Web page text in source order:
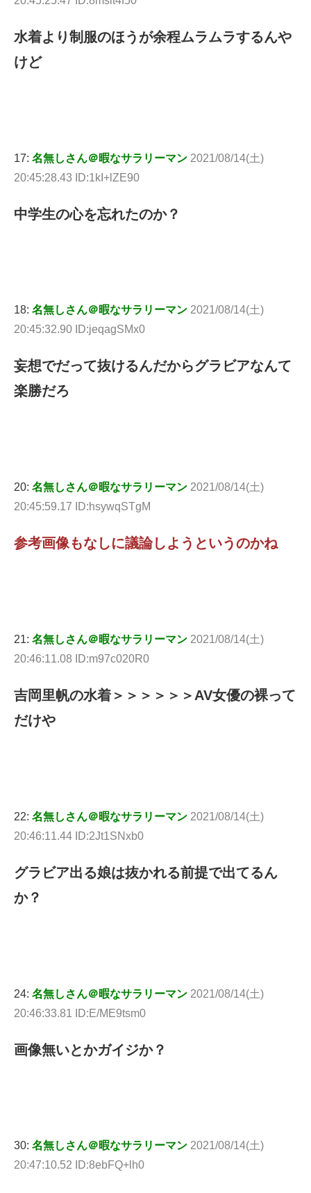
水着より制服のほうが余程ムラムラするんや
けど
17: 名無しさん＠暇なサラリーマン 2021/08/14(土)
20:45:28.43 ID:1kI+lZE90
中学生の心を忘れたのか？
18: 名無しさん＠暇なサラリーマン 2021/08/14(土)
20:45:32.90 ID:jeqagSMx0
妄想でだって抜けるんだからグラビアなんて
楽勝だろ
20: 名無しさん＠暇なサラリーマン 2021/08/14(土)
20:45:59.17 ID:hsywqSTgM
参考画像もなしに議論しようというのかね
21: 名無しさん＠暇なサラリーマン 2021/08/14(土)
20:46:11.08 ID:m97c020R0
吉岡里帆の水着＞＞＞＞＞＞AV女優の裸って
だけや
22: 名無しさん＠暇なサラリーマン 2021/08/14(土)
20:46:11.44 ID:2Jt1SNxb0
グラビア出る娘は抜かれる前提で出てるん
か？
24: 名無しさん＠暇なサラリーマン 2021/08/14(土)
20:46:33.81 ID:E/ME9tsm0
画像無いとかガイジか？
30: 名無しさん＠暇なサラリーマン 2021/08/14(土)
20:47:10.52 ID:8ebFQ+lh0